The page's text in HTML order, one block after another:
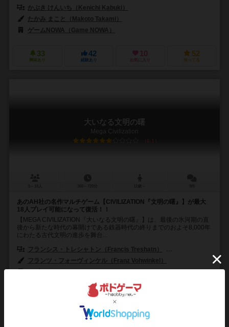
かぶき けんいち（Kenichi Kabuki）
たかみ まこと（Makoto Takami）
ゲームNOWA（Game NOWA）
33
興味あり
42
経験あり
10
お気に入り
52
持ってる
大いなる文明の曙
Mega Civilization
6.1
あのAH社の名作マルチゲーム【CIVILIZATION『文明の曙』】が最大
18人プレイ可能になって復活！！
【MEGA CIVILIZATION『大いなる文明の曙』】は、最後の氷河期の直
後から新たな時代の幕開けである鉄器時代の終りまでのおよそ8,000年
にわたる古代文明の進歩を舞台...
フランシス・トレシャトン（Francis Treshatn）
フランツ・フォーヴィンケル（Franz Vohwinkel）
75